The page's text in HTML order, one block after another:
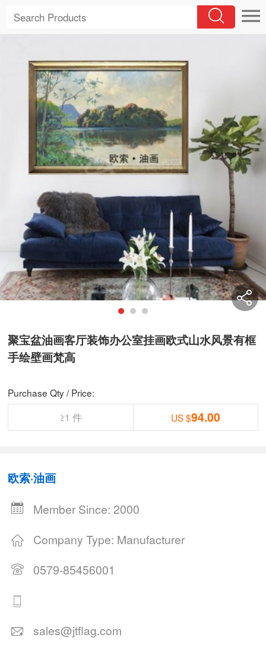
聚宝盆油画客厅装饰办公室挂画欧式山水风景有框
手绘壁画梵高
Purchase Qty / Price:
≥1 件
US $94.00
欧索·油画
Member Since: 2000
Company Type: Manufacturer
0579-85456001
sales@jtflag.com